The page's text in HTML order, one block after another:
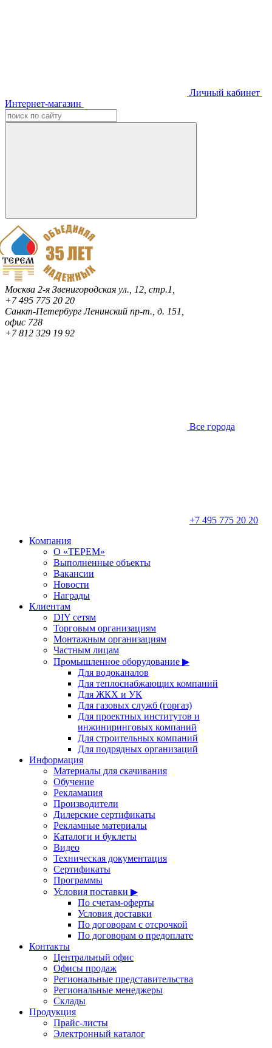
Личный кабинет
Интернет-магазин
Москва 2-я Звенигородская ул., 12, стр.1,
+7 495 775 20 20
Санкт-ПетербургЛенинский пр-т., д. 151,
офис 728
+7 812 329 19 92
Все города
+7 495 775 20 20
Компания
О «ТЕРЕМ»
Выполненные объекты
Вакансии
Новости
Награды
Клиентам
DIY сетям
Торговым организациям
Монтажным организациям
Частным лицам
Промышленное оборудование ▶
Для водоканалов
Для теплоснабжающих компаний
Для ЖКХ и УК
Для газовых служб (горгаз)
Для проектных институтов и
инжиниринговых компаний
Для строительных компаний
Для подрядных организаций
Информация
Материалы для скачивания
Обучение
Рекламация
Производители
Дилерские сертификаты
Рекламные материалы
Каталоги и буклеты
Видео
Техническая документация
Сертификаты
Программы
Условия поставки ▶
По счетам-оферты
Условия доставки
По договорам с отсрочкой
По договорам о предоплате
Контакты
Центральный офис
Офисы продаж
Региональные представительства
Региональные менеджеры
Склады
Продукция
Прайс-листы
Электронный каталог